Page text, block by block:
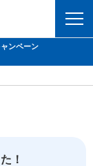
ンペーン
！